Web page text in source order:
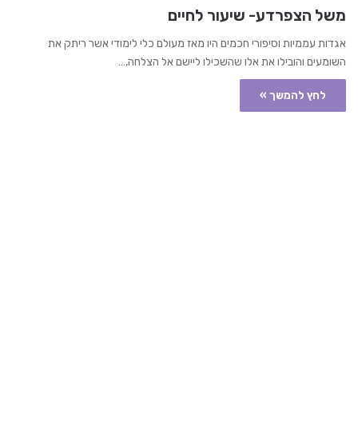
משל הצפרדע- שיעור לחיים
אגדות עממיות וסיפורי חכמים היו מאז מעולם כלי לימודי אשר ריתק את
השומעים והובילו את אלו שהשכילו ליישם אל הצלחה,…
לחץ להמשך »